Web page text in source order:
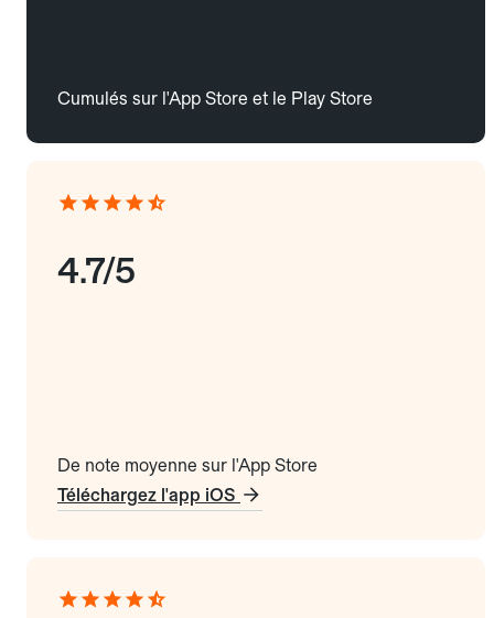
Cumulés sur l'App Store et le Play Store
4.7/5
De note moyenne sur l'App Store
Téléchargez l'app iOS